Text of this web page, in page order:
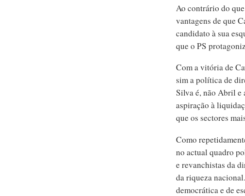
Ao contrário do
vantagens de que
candidato à sua
que o PS
Com a vitória de
sim a política de
Silva é, não Abril e
aspiração à
que os sectores
Como
no actual quadro
e revanchistas da
da riqueza
democrática e de